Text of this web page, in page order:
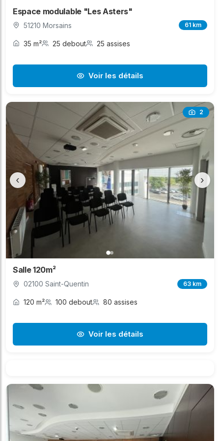
Espace modulable "Les Asters"
51210 Morsains 61 km
35 m² 25 debout 25 assises
Voir les détails
2
‹ ›
Salle 120m²
02100 Saint-Quentin 63 km
120 m² 100 debout 80 assises
Voir les détails